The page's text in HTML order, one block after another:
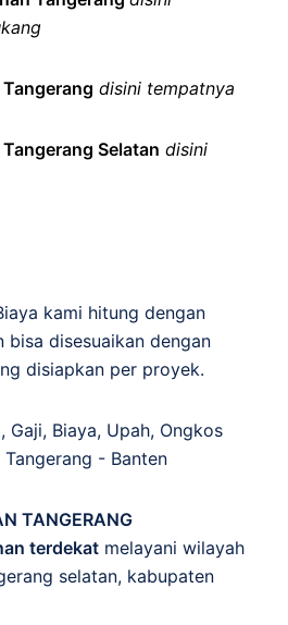
disini tempatnya
Selatan disini
kami hitung dengan
disesuaikan dengan
disiapkan per proyek.
, Gaji, Biaya, Upah, Ongkos
- Banten
TANGERANG
terdekat melayani wilayah
selatan, kabupaten